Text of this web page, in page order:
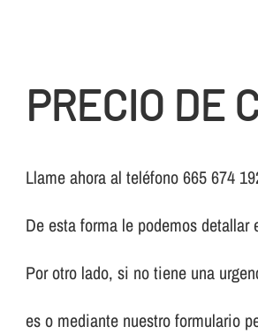
PRECIO DE
Llame ahora al teléfono 665 674
De esta forma le podemos
Por otro lado, si no tiene una
es o mediante nuestro formulario